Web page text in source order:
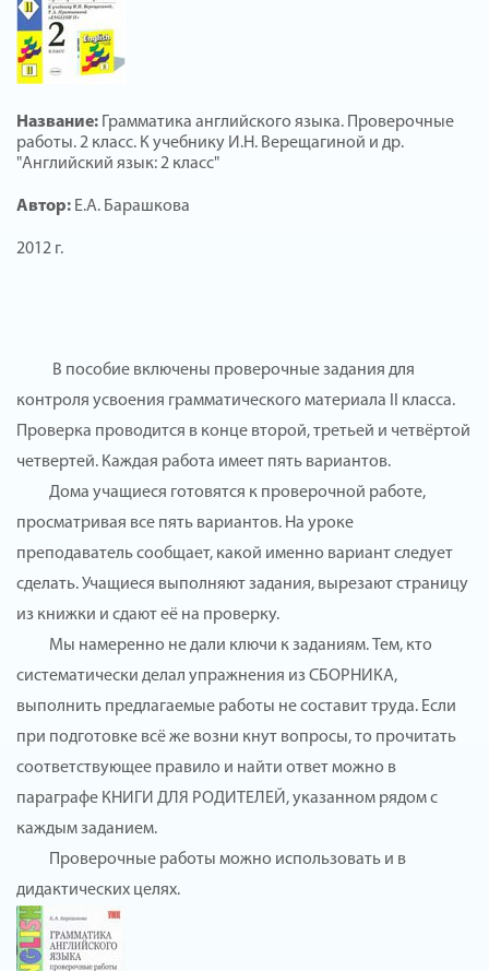
Название: Грамматика английского языка. Проверочные
работы. 2 класс. К учебнику И.Н. Верещагиной и др.
"Английский язык: 2 класс"
Автор: Е.А. Барашкова
2012 г.
В пособие включены проверочные задания для
контроля усвоения грамматического материала II класса.
Проверка проводится в конце второй, третьей и четвёртой
четвертей. Каждая работа имеет пять вариантов.
Дома учащиеся готовятся к проверочной работе,
просматривая все пять вариантов. На уроке
преподаватель сообщает, какой именно вариант следует
сделать. Учащиеся выполняют задания, вырезают страницу
из книжки и сдают её на проверку.
Мы намеренно не дали ключи к заданиям. Тем, кто
систематически делал упражнения из СБОРНИКА,
выполнить предлагаемые работы не составит труда. Если
при подготовке всё же возни кнут вопросы, то прочитать
соответствующее правило и найти ответ можно в
параграфе КНИГИ ДЛЯ РОДИТЕЛЕЙ, указанном рядом с
каждым заданием.
Проверочные работы можно использовать и в
дидактических целях.